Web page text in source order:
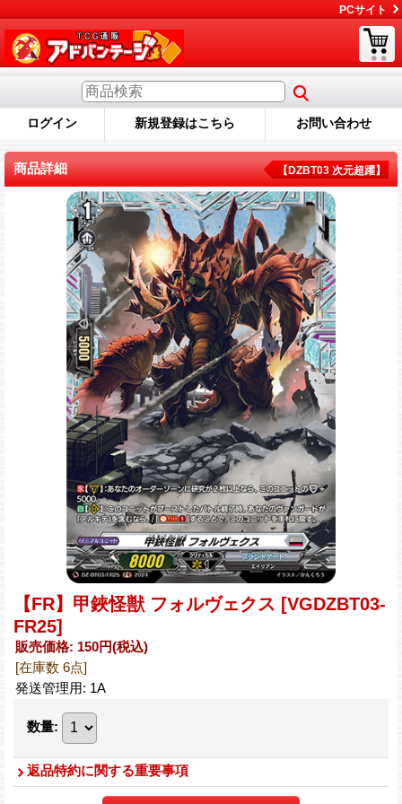
PCサイト
ログイン 新規登録はこちら お問い合わせ
商品詳細 【DZBT03 次元超躍】
【FR】甲鋏怪獣 フォルヴェクス [VGDZBT03-
FR25]
販売価格: 150円(税込)
[在庫数 6点]
発送管理用: 1A
数量:
返品特約に関する重要事項